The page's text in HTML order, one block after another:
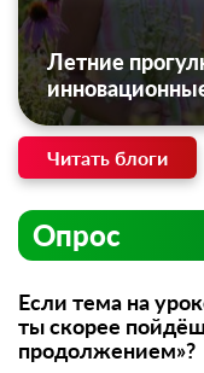
Летние
Читать блоги
Опрос
Если тема на
ты скорее
продолжением»?